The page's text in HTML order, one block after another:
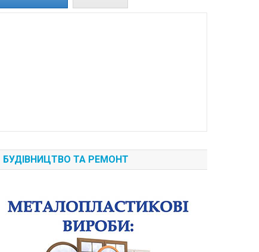
БУДІВНИЦТВО ТА РЕМОНТ